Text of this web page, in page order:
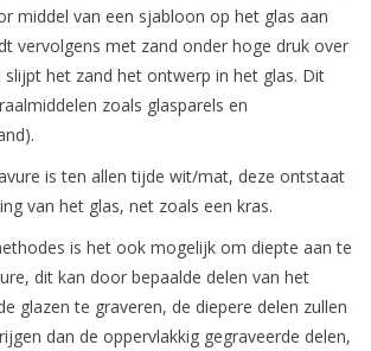
middel van een sjabloon op het glas aan
vervolgens met zand onder hoge druk over
het zand het ontwerp in het glas. Dit
zoals glasparels en
is ten allen tijde wit/mat, deze ontstaat
van het glas, net zoals een kras.
is het ook mogelijk om diepte aan te
dit kan door bepaalde delen van het
glazen te graveren, de diepere delen zullen
dan de oppervlakkig gegraveerde delen,